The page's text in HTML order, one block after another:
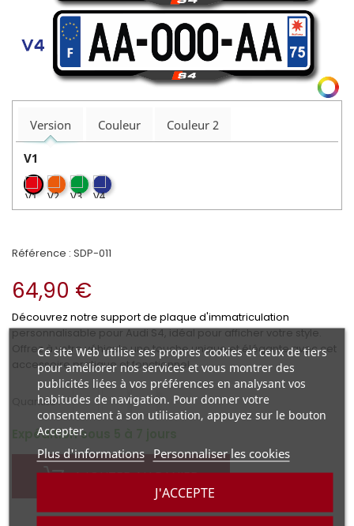
Ce site Web utilise ses propres cookies et ceux de tiers
pour améliorer nos services et vous montrer des
publicités liées à vos préférences en analysant vos
habitudes de navigation. Pour donner votre
consentement à son utilisation, appuyez sur le bouton
Accepter.
Plus d'informations Personnaliser les cookies
J'ACCEPTE
Version Couleur Couleur 2
V1
Référence : SDP-011
64,90 €
Découvrez notre support de plaque d'immatriculation
personnalisable pour Audi S4, idéal pour afficher votre style.
Offrez à votre véhicule une touche unique et élégante avec cet
accessoire pratique et fonctionnel.
Quantité : +
-
Expédition sous 5 à 7 jours
AJOUTER AU PANIER